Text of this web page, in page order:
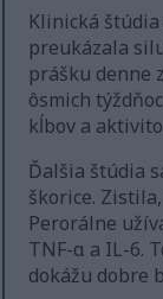
Klinická
preukázala
prášku denne
ôsmich
kĺbov a
Ďalšia štúdia
škorice.
Perorálne
TNF-α a IL-6.
dokážu dobre